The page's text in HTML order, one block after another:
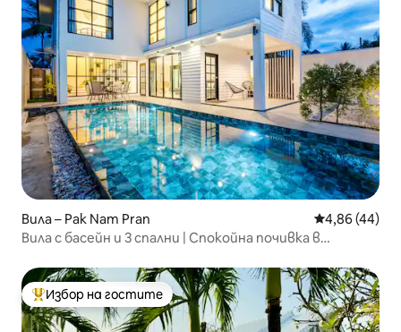
Вила – Pak Nam Pran Средна
4,86 (44)
Вила с басейн и 3 спални | Спокойна почивка в
Най-популярен избор на гостите
Избор на гостите